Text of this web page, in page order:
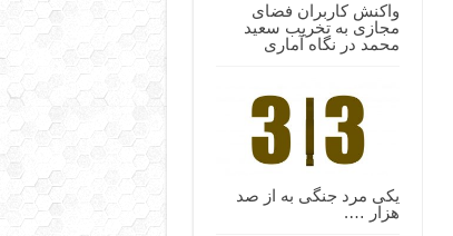
واکنش کاربران فضای
مجازی به تخریب سعید
محمد در نگاه آماری
یکی مرد جنگی به از صد
هزار ….